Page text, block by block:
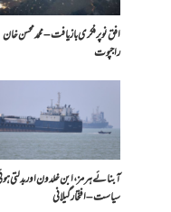
افق نو پر فکری بازیافت – محمد محسن خان
راجپوت
آبنائے ہرمز، ابن خلدون اور بدلتی
سیاست – افتخار گیلانی